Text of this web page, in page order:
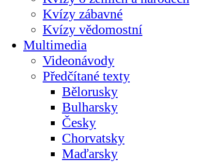
Kvízy zábavné
Kvízy vědomostní
Multimedia
Videonávody
Předčítané texty
Bělorusky
Bulharsky
Česky
Chorvatsky
Maďarsky